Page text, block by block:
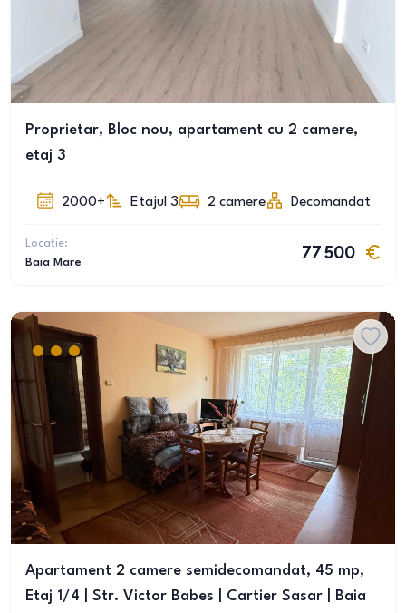
Proprietar, Bloc nou, apartament cu 2 camere,
etaj 3
2000+ Etajul 3 2 camere Decomandat
Locație:
Baia Mare
77 500
Apartament 2 camere semidecomandat, 45 mp,
Etaj 1/4 | Str. Victor Babes | Cartier Sasar | Baia